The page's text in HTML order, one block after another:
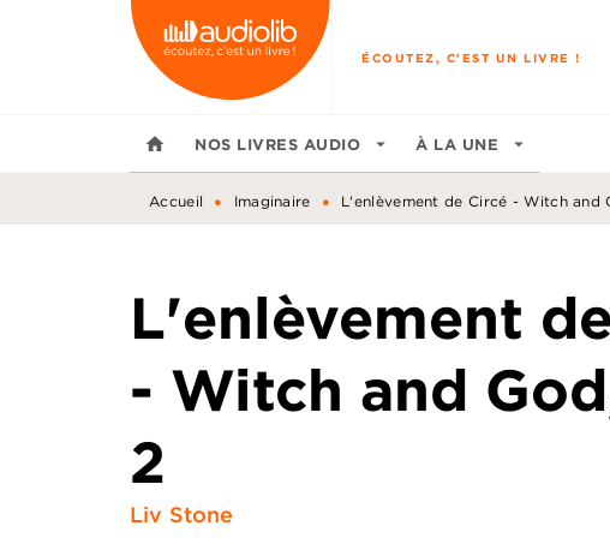
MENU RECHERCHE
ÉCOUTEZ, C'EST UN LIVRE !
home NOS LIVRES AUDIO arrow_drop_down À LA UNE arrow_drop_down
Accueil • Imaginaire • L'enlèvement de Circé - Witch and
L'enlèvement
- Witch and
2
Liv Stone